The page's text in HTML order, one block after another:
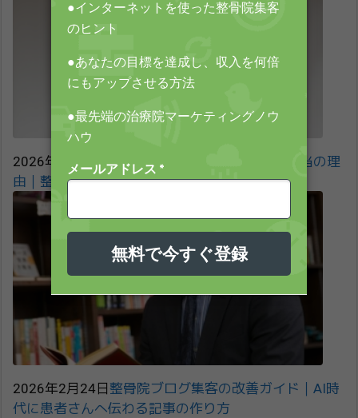
2026年2月24日交通事故の患者さんが来ない本当の理
由｜整骨院が今すぐ見直すべきポイント
2026年2月24日 整骨院ブログ集客の改善ガイド｜AI時
代に患者さんへ伝わる記事の作り方